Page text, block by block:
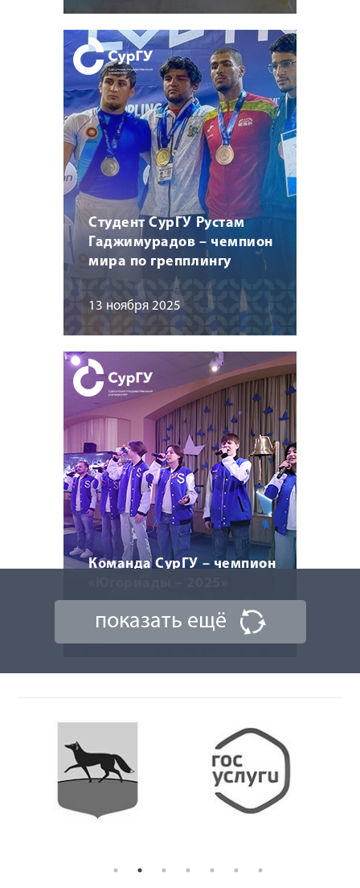
Студент СурГУ Рустам
Гаджимурадов – чемпион
мира по грепплингу
13 ноября 2025
Команда СурГУ – чемпион
10 ноября 2025
показать ещё